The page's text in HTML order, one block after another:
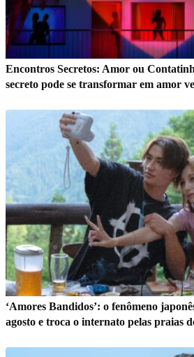
Encontros Secretos: Amor ou
secreto pode se transformar em amor
‘Amores Bandidos’: o fenômeno
agosto e troca o internato pelas praias